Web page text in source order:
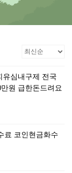
유심내구제 전국
원 급한돈드려요
료 코인현금화수